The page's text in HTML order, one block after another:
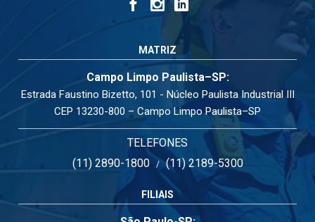
MATRIZ
Campo Limpo Paulista–SP:
Estrada Faustino Bizetto, 101 - Núcleo Paulista Industrial III
CEP 13230-800 – Campo Limpo Paulista–SP
TELEFONES
(11) 2890-1800/(11) 2189-5300
FILIAIS